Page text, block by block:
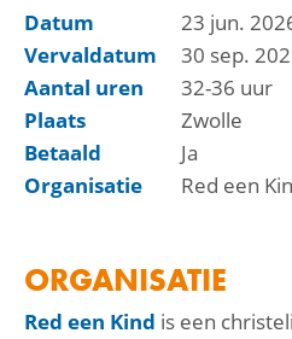
Datum
23 jun.
Vervaldatum
30 sep.
Aantal uren
32-36 uur
Plaats
Zwolle
Betaald
Ja
Organisatie
Red een
ORGANISATIE
Red een Kind is een